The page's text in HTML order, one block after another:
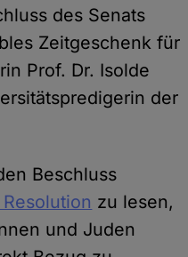
des Senats
Zeitgeschenk für
Prof. Dr. Isolde
der
Beschluss
zu lesen,
und Juden